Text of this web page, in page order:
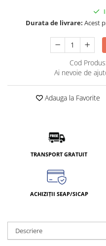
Durata de livrare: Acest
Cod
Ai nevoie de
Adauga la Favorite
TRANSPORT GRATUIT
ACHIZIȚII SEAP/SICAP
Descriere